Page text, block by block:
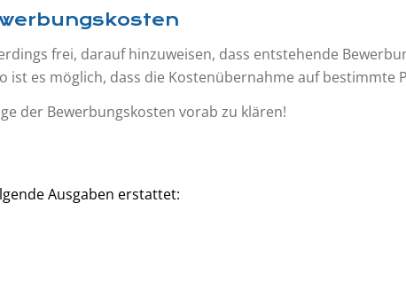
frei, darauf hinzuweisen, dass entstehende
es möglich, dass die Kostenübernahme auf bestimmte
der Bewerbungskosten vorab zu klären!
Ausgaben erstattet: